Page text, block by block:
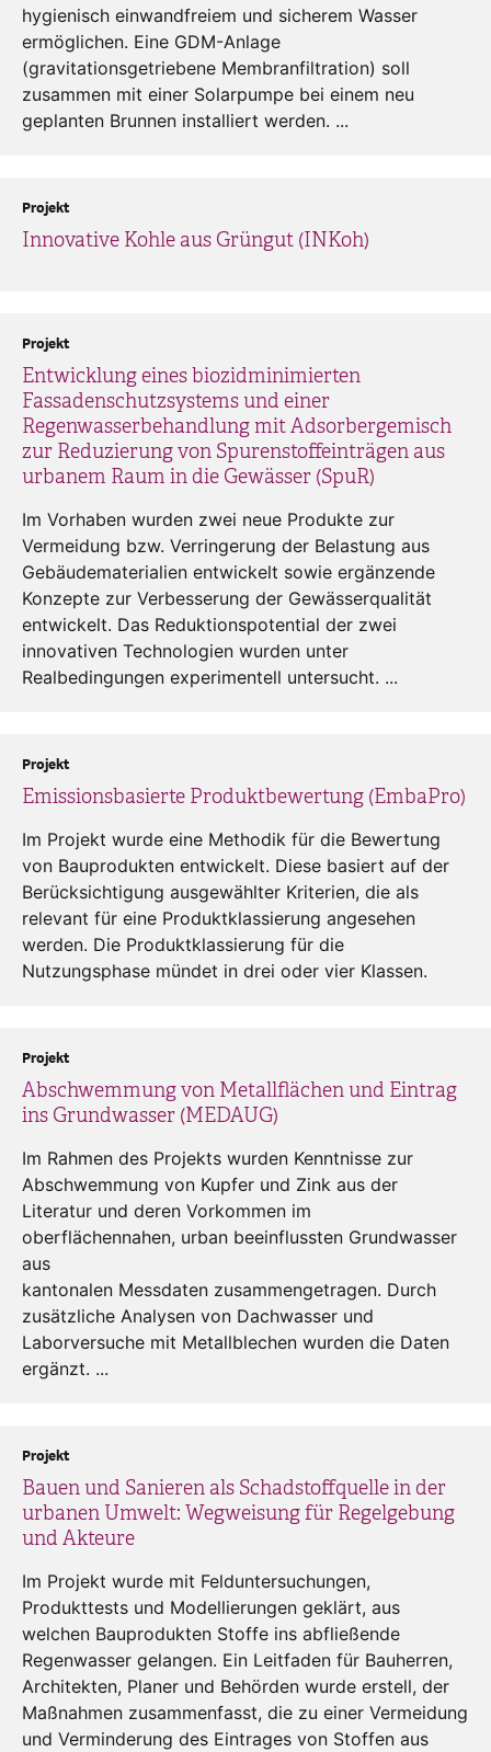
hygienisch einwandfreiem und sicherem Wasser
ermöglichen. Eine GDM-Anlage
(gravitationsgetriebene Membranfiltration) soll
zusammen mit einer Solarpumpe bei einem neu
geplanten Brunnen installiert werden. ...
Innovative Kohle aus Grüngut (INKoh)
Projekt
Entwicklung eines biozidminimierten
Fassadenschutzsystems und einer
Regenwasserbehandlung mit Adsorbergemisch
zur Reduzierung von Spurenstoffeinträgen aus
urbanem Raum in die Gewässer (SpuR)
Projekt
Im Vorhaben wurden zwei neue Produkte zur
Vermeidung bzw. Verringerung der Belastung aus
Gebäudematerialien entwickelt sowie ergänzende
Konzepte zur Verbesserung der Gewässerqualität
entwickelt. Das Reduktionspotential der zwei
innovativen Technologien wurden unter
Realbedingungen experimentell untersucht. ...
Emissionsbasierte Produktbewertung (EmbaPro)
Projekt
Im Projekt wurde eine Methodik für die Bewertung
von Bauprodukten entwickelt. Diese basiert auf der
Berücksichtigung ausgewählter Kriterien, die als
relevant für eine Produktklassierung angesehen
werden. Die Produktklassierung für die
Nutzungsphase mündet in drei oder vier Klassen.
Abschwemmung von Metallflächen und Eintrag
ins Grundwasser (MEDAUG)
Projekt
Im Rahmen des Projekts wurden Kenntnisse zur
Abschwemmung von Kupfer und Zink aus der
Literatur und deren Vorkommen im
oberflächennahen, urban beeinflussten Grundwasser
aus
kantonalen Messdaten zusammengetragen. Durch
zusätzliche Analysen von Dachwasser und
Laborversuche mit Metallblechen wurden die Daten
ergänzt. ...
Bauen und Sanieren als Schadstoffquelle in der
urbanen Umwelt: Wegweisung für Regelgebung
und Akteure
Projekt
Im Projekt wurde mit Felduntersuchungen,
Produkttests und Modellierungen geklärt, aus
welchen Bauprodukten Stoffe ins abfließende
Regenwasser gelangen. Ein Leitfaden für Bauherren,
Architekten, Planer und Behörden wurde erstell, der
Maßnahmen zusammenfasst, die zu einer Vermeidung
und Verminderung des Eintrages von Stoffen aus